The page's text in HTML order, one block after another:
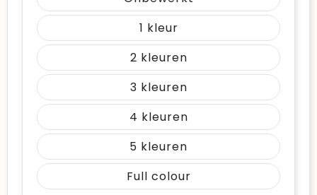
1
2
3
4
5
Full colour